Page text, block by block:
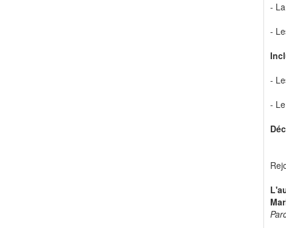
-
-
-
-